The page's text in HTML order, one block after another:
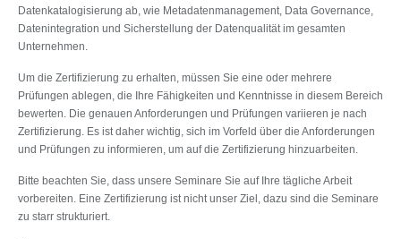
Datenkatalogisierung ab, wie Metadatenmanagement, Data Governance,
Datenintegration und Sicherstellung der Datenqualität im gesamten
Unternehmen.
Um die Zertifizierung zu erhalten, müssen Sie eine oder mehrere
Prüfungen ablegen, die Ihre Fähigkeiten und Kenntnisse in diesem Bereich
bewerten. Die genauen Anforderungen und Prüfungen variieren je nach
Zertifizierung. Es ist daher wichtig, sich im Vorfeld über die Anforderungen
und Prüfungen zu informieren, um auf die Zertifizierung hinzuarbeiten.
Bitte beachten Sie, dass unsere Seminare Sie auf Ihre tägliche Arbeit
vorbereiten. Eine Zertifizierung ist nicht unser Ziel, dazu sind die Seminare
zu starr strukturiert.